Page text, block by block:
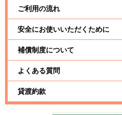
ご利用の流れ
安全にお使いいただくために
補償制度について
よくある質問
貸渡約款